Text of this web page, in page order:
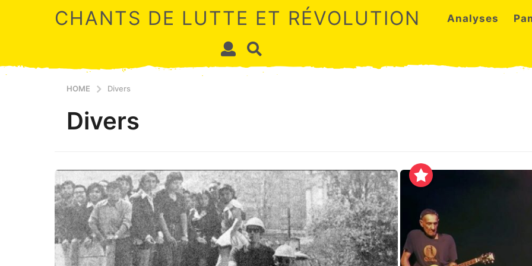
CHANTS DE LUTTE ET RÉVOLUTION Analyses
HOME Divers
Divers